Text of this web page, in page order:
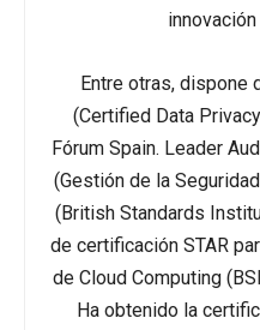
Entre otras, dispone
(Certified Data
Fórum Spain. Leader
(Gestión de la
(British Standards
de certificación STAR
de Cloud Computing
Ha obtenido la